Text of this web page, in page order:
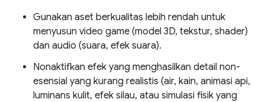
Gunakan aset berkualitas lebih rendah untuk
menyusun video game (model 3D, tekstur, shader)
dan audio (suara, efek suara).
Nonaktifkan efek yang menghasilkan detail non-
esensial yang kurang realistis (air, kain, animasi api,
luminans kulit, efek silau, atau simulasi fisik yang